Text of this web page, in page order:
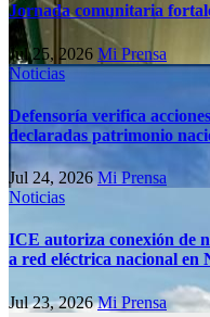
Jornada comunitaria
Jul 25, 2026 Mi Prensa
Noticias
Defensoría verifica
declaradas patrimonio
Jul 24, 2026Mi Prensa
Noticias
ICE autoriza conexión de
a red eléctrica nacional en
Jul 23, 2026Mi Prensa